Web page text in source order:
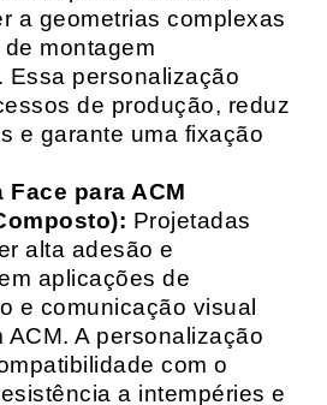
a geometrias complexas
montagem
Essa personalização
de produção, reduz
e garante uma fixação
Face para ACM
Projetadas
alta adesão e
aplicações de
e comunicação visual
ACM. A personalização
com o
a intempéries e